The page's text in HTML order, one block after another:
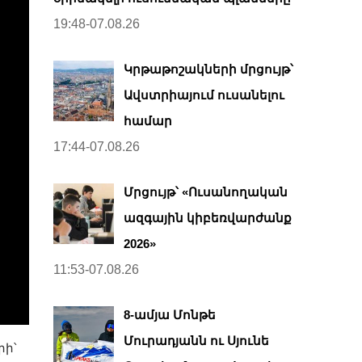
19:48-07.08.26
Կրթաթոշակների մրցույթ՝
Ավստրիայում ուսանելու
համար
17:44-07.08.26
Մրցույթ՝ «Ուսանողական
ազգային կիբեռվարժանք
2026»
11:53-07.08.26
8-ամյա Մոնթե
Մուրադյանն ու Սյունե